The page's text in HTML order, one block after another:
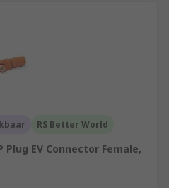
RS Better World
EV Connector Female,